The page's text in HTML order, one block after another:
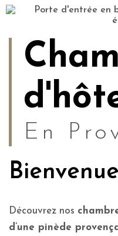
En
Bienvenue
Découvrez nos
d’une pinède